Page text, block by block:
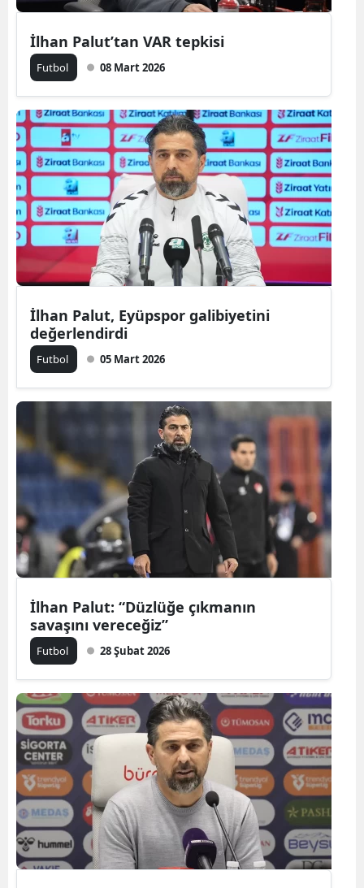
İlhan Palut’tan VAR tepkisi
Futbol 08 Mart 2026
İlhan Palut, Eyüpspor galibiyetini
değerlendirdi
Futbol 05 Mart 2026
İlhan Palut: “Düzlüğe çıkmanın
savaşını vereceğiz”
Futbol 28 Şubat 2026